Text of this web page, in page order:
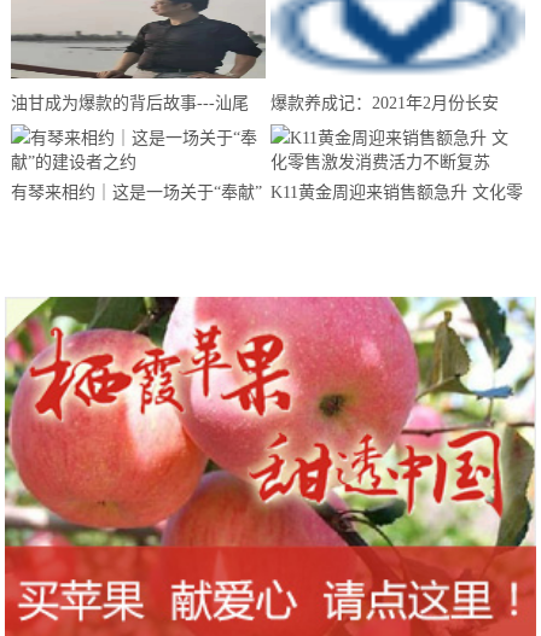
油甘成为爆款的背后故事---汕尾
南果农业带你来揭晓
爆款养成记：2021年2月份长安
CS75夺得中国SUV销量冠军
有琴来相约｜这是一场关于“奉献” K11黄金周迎来销售额急升 文化零